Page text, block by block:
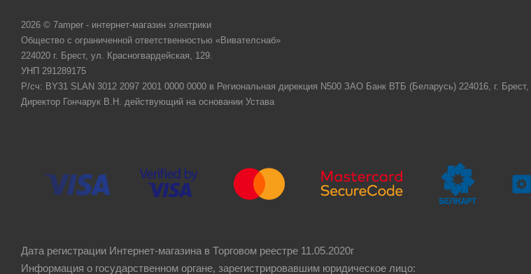
2026 © 7amper - интернет-магазин электрики
Общество с ограниченной ответственностью «Вивателснаб»
224020 г. Брест, ул. Красногвардейская, 129.
УНП 291289175
Р/сч: BY31 SLAN 3012 2097 2001 0000 0000 в Региональная дирекция N500 ЗАО Банк ВТБ (Беларусь) 224016, г.
Директор Гончарук В.Н. действующий на основании Устава
Дата регистрации Интернет-магазина в Торговом реестре 11.05.2020г
Информация о государственном органе, зарегистрировавшим юридическое лицо: